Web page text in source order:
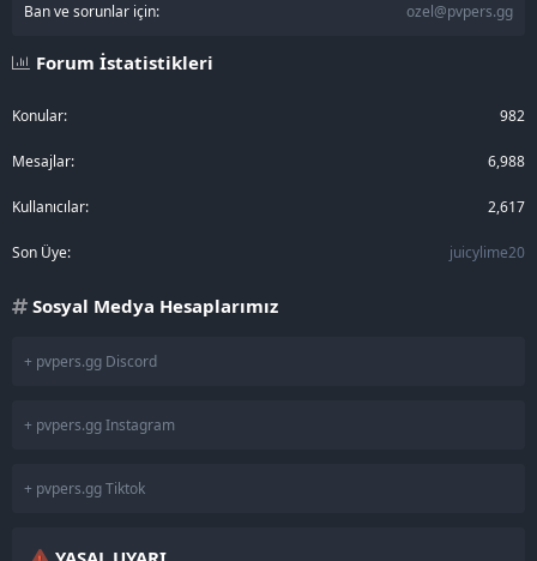
Ban ve sorunlar için: ozel@pvpers.gg
Forum İstatistikleri
Konular 982
Mesajlar 6,988
Kullanıcılar 2,617
Son Üye juicylime20
Sosyal Medya Hesaplarımız
+ pvpers.gg Discord
+ pvpers.gg Instagram
+ pvpers.gg Tiktok